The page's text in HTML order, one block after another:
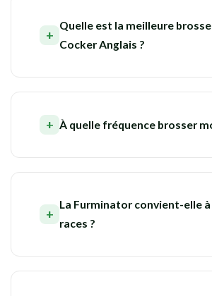
Quelle est la meilleure
Cocker Anglais ?
À quelle fréquence brosser
La Furminator convient-elle à
races ?